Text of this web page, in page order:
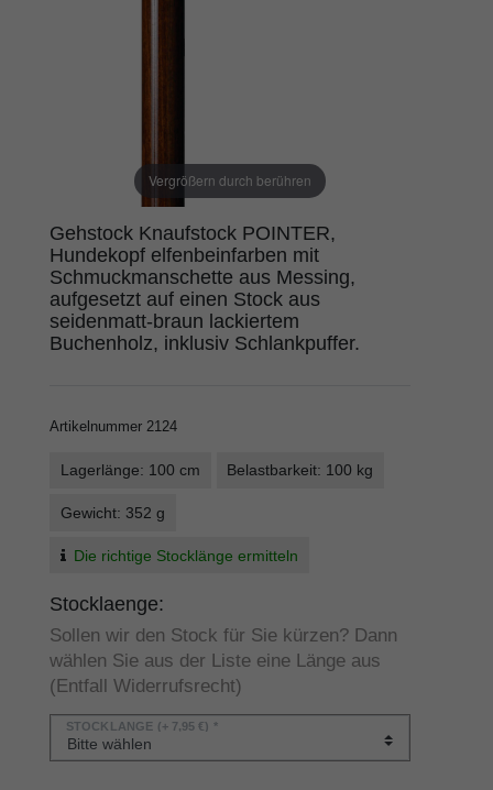
Vergrößern durch berühren
Gehstock Knaufstock POINTER,
Hundekopf elfenbeinfarben mit
Schmuckmanschette aus Messing,
aufgesetzt auf einen Stock aus
seidenmatt-braun lackiertem
Buchenholz, inklusiv Schlankpuffer.
Artikelnummer 2124
Lagerlänge: 100 cm Belastbarkeit: 100 kg
Gewicht: 352 g
Die richtige Stocklänge ermitteln
Stocklaenge:
Sollen wir den Stock für Sie kürzen? Dann
wählen Sie aus der Liste eine Länge aus
(Entfall Widerrufsrecht)
STOCKLÄNGE (+ 7,95 €) *